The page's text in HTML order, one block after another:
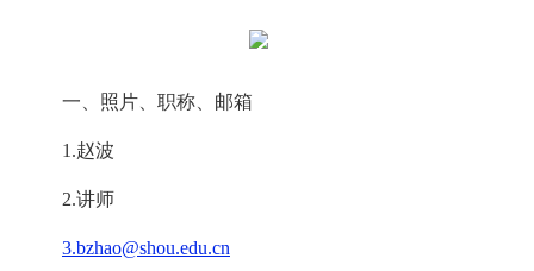
书记信箱
一、 照片、职称、邮箱
1.赵波
2.讲师
3.bzhao@shou.edu.cn